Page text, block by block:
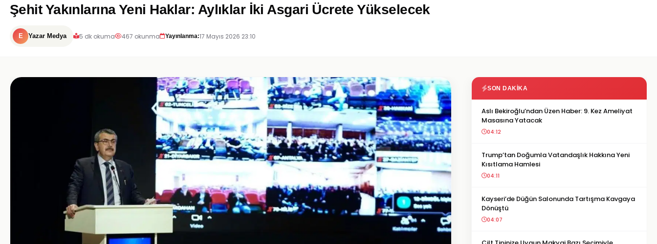
Şehit Yakınlarına Yeni Haklar: Aylıklar İki Asgari Ücrete Yükselecek
E Yazar Medya 5 dk okuma 467 okunma Yayınlanma:17 Mayıs 2026 23:10
SON DAKIKA
Aslı Bekiroğlu’ndan Üzen Haber: 9. Kez Ameliyat
Masasına Yatacak
04:12
Trump’tan Doğumla Vatandaşlık Hakkına Yeni
Kısıtlama Hamlesi
04:11
Kayseri’de Düğün Salonunda Tartışma Kavgaya
Dönüştü
04:07